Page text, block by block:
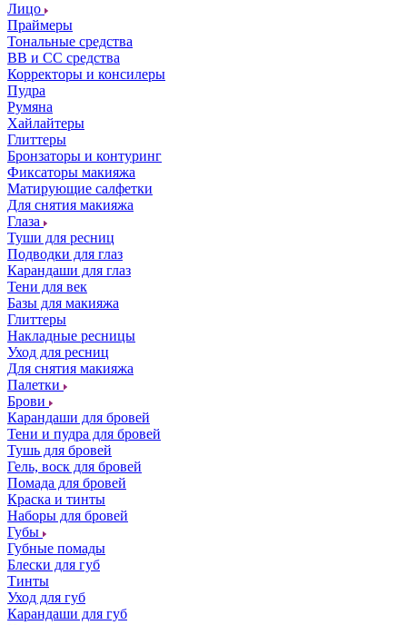
Лицо
Праймеры
Тональные средства
ВВ и СС средства
Корректоры и консилеры
Пудра
Румяна
Хайлайтеры
Глиттеры
Бронзаторы и контуринг
Фиксаторы макияжа
Матирующие салфетки
Для снятия макияжа
Глаза
Туши для ресниц
Подводки для глаз
Карандаши для глаз
Тени для век
Базы для макияжа
Глиттеры
Накладные ресницы
Уход для ресниц
Для снятия макияжа
Палетки
Брови
Карандаши для бровей
Тени и пудра для бровей
Тушь для бровей
Гель, воск для бровей
Помада для бровей
Краска и тинты
Наборы для бровей
Губы
Губные помады
Блески для губ
Тинты
Уход для губ
Карандаши для губ